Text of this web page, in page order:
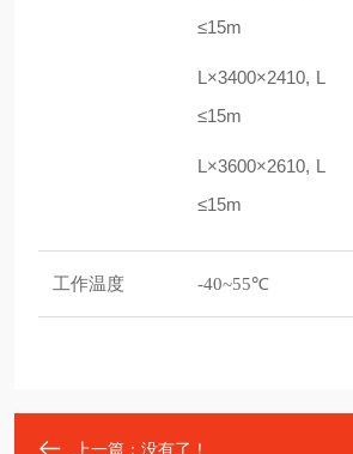
≤15m
L×3400×2410, L
≤15m
L×3600×2610, L
≤15m
工作温度 -40~55℃
上一篇：没有了！